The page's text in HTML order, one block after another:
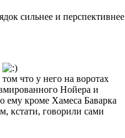
сильнее и перспективнее
что у него на воротах
Нойера и
ему кроме Хамеса Баварка
кстати, говорили сами